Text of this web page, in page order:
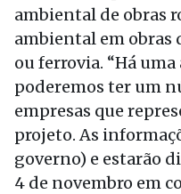
ambiental de obras
ambiental em obras
ou ferrovia. “Há uma
poderemos ter um
empresas que
projeto. As
governo) e estarão
4 de novembro em